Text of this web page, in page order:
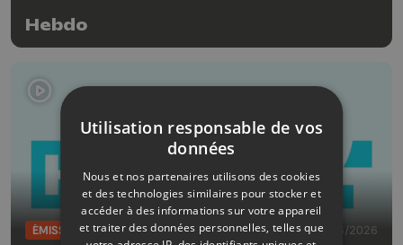
Hebdo
ÉMISSIONS 13/06/2026
Utilisation responsable de vos
données
Nous et nos partenaires utilisons des cookies
et des technologies similaires pour stocker et
accéder à des informations sur votre appareil
et traiter des données personnelles, telles que